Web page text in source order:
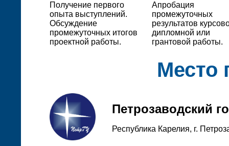
Получение первого
опыта выступлений.
Обсуждение
промежуточных итогов
проектной работы.
Апробация
промежуточных
результатов
дипломной или
грантовой работы.
Место
Петрозаводский
Республика Карелия, г.